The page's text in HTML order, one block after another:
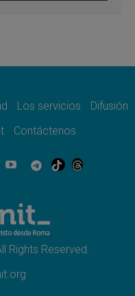
del Evangelio
a las religiosas en el
empoderamiento
Apostólico del
Los servicios
Difusión
Contáctenos
Rights Reserved.